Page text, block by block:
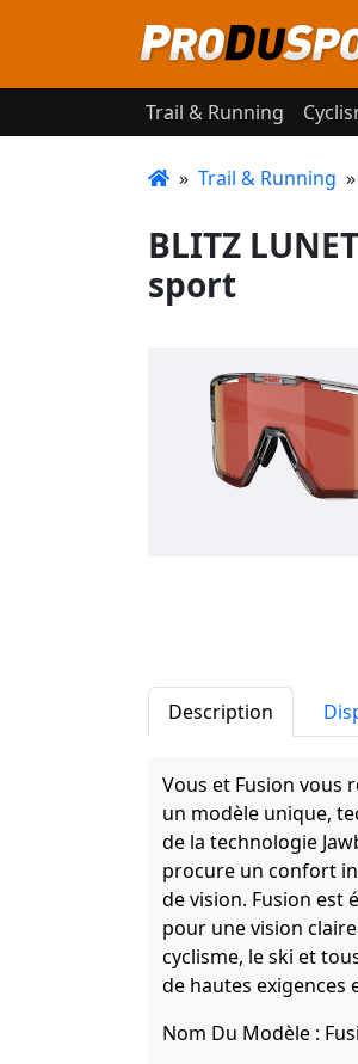
Trail & Running
» Trail & Running »
BLITZ
sport
Description
Vous et Fusion vous
un modèle unique,
de la technologie
procure un confort
de vision. Fusion est
pour une vision
cyclisme, le ski et
de hautes exigences
Nom Du Modèle :